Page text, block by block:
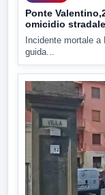
Ponte
omicidio stradale
Incidente mortale
guida...